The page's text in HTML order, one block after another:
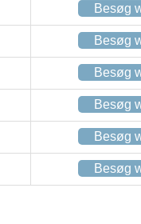
Besøg
Besøg
Besøg
Besøg
Besøg
Besøg